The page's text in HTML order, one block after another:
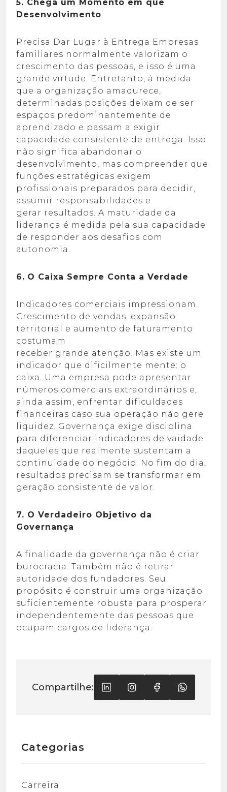
Categorias
Carreira
5. Chega um Momento em que
Desenvolvimento
Precisa Dar Lugar à Entrega Empresas
familiares normalmente valorizam o
crescimento das pessoas, e isso é uma
grande virtude. Entretanto, à medida
que a organização amadurece,
determinadas posições deixam de ser
espaços predominantemente de
aprendizado e passam a exigir
capacidade consistente de entrega. Isso
não significa abandonar o
desenvolvimento, mas compreender que
funções estratégicas exigem
profissionais preparados para decidir,
assumir responsabilidades e
gerar resultados. A maturidade da
liderança é medida pela sua capacidade
de responder aos desafios com
autonomia.
6. O Caixa Sempre Conta a Verdade
Indicadores comerciais impressionam.
Crescimento de vendas, expansão
territorial e aumento de faturamento
costumam
receber grande atenção. Mas existe um
indicador que dificilmente mente: o
caixa. Uma empresa pode apresentar
números comerciais extraordinários e,
ainda assim, enfrentar dificuldades
financeiras caso sua operação não gere
liquidez. Governança exige disciplina
para diferenciar indicadores de vaidade
daqueles que realmente sustentam a
continuidade do negócio. No fim do dia,
resultados precisam se transformar em
geração consistente de valor.
7. O Verdadeiro Objetivo da
Governança
A finalidade da governança não é criar
burocracia. Também não é retirar
autoridade dos fundadores. Seu
propósito é construir uma organização
suficientemente robusta para prosperar
independentemente das pessoas que
ocupam cargos de liderança.
Compartilhe: